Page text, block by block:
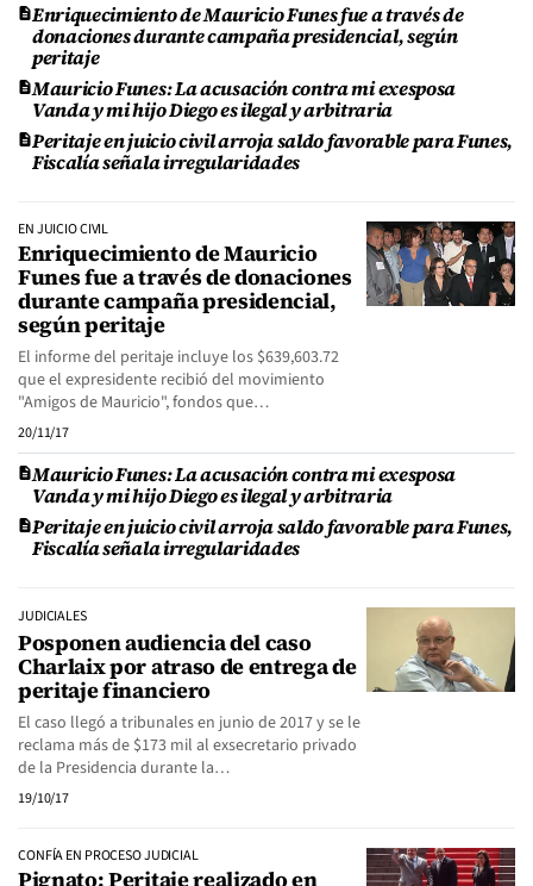
Enriquecimiento de Mauricio Funes fue a través de
donaciones durante campaña presidencial, según
peritaje
Mauricio Funes: La acusación contra mi exesposa
Vanda y mi hijo Diego es ilegal y arbitraria
Peritaje en juicio civil arroja saldo favorable para Funes,
Fiscalía señala irregularidades
EN JUICIO CIVIL
Enriquecimiento de Mauricio
Funes fue a través de donaciones
durante campaña presidencial,
según peritaje
El informe del peritaje incluye los $639,603.72
que el expresidente recibió del movimiento
"Amigos de Mauricio", fondos que…
20/11/17
Mauricio Funes: La acusación contra mi exesposa
Vanda y mi hijo Diego es ilegal y arbitraria
Peritaje en juicio civil arroja saldo favorable para Funes,
Fiscalía señala irregularidades
JUDICIALES
Posponen audiencia del caso
Charlaix por atraso de entrega de
peritaje financiero
El caso llegó a tribunales en junio de 2017 y se le
reclama más de $173 mil al exsecretario privado
de la Presidencia durante la…
19/10/17
CONFÍA EN PROCESO JUDICIAL
Pignato: Peritaje realizado en